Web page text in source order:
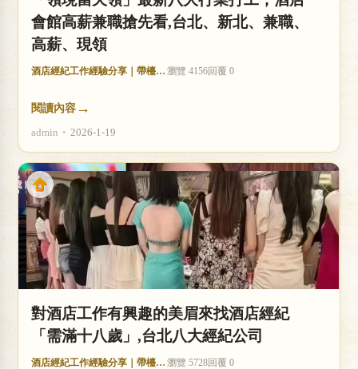
會館高薪兼職搶先看,台北、新北、兼職、
高薪、現領
酒店經紀工作經驗分享｜帶檯技巧與收入分析 瀏覽 4156回覆 0
閱讀內容 →
admin • 2026-1-19
對酒店工作有興趣的美眉來找酒店經紀
「需滿十八歲」,台北八大經紀公司
酒店經紀工作經驗分享｜帶檯技巧與收入分析 瀏覽 5728回覆 0